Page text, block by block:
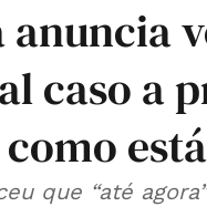
anuncia
caso a
está
que “até